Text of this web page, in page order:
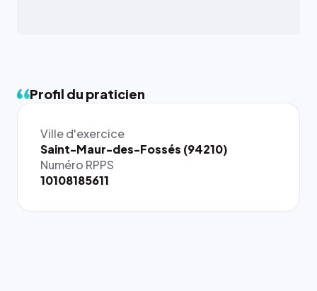
Profil du praticien
Ville d'exercice
Saint-Maur-des-Fossés (94210)
Numéro RPPS
10108185611
{# 40×40
: la taille
rendue par
`.profile-